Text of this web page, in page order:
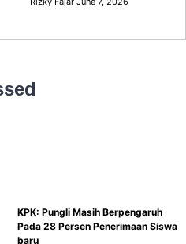
KPK: Pungli Masih Berpengaruh
Pada 28 Persen Penerimaan Siswa
baru